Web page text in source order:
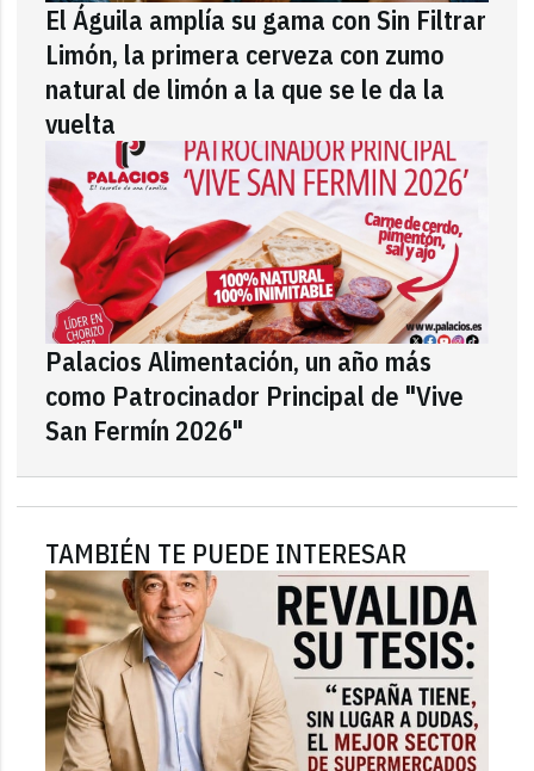
El Águila amplía su gama con Sin Filtrar
Limón, la primera cerveza con zumo
natural de limón a la que se le da la
vuelta
Palacios Alimentación, un año más
como Patrocinador Principal de "Vive
San Fermín 2026"
TAMBIÉN TE PUEDE INTERESAR